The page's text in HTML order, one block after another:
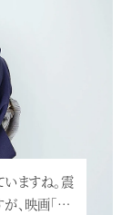
ますね。震
、映画「…